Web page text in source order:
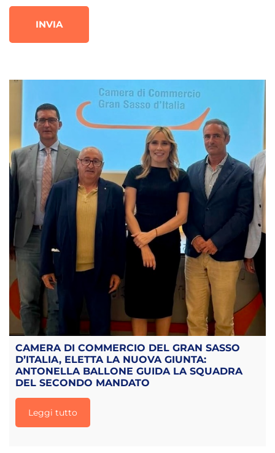
CAMERA DI COMMERCIO DEL GRAN SASSO
D’ITALIA, ELETTA LA NUOVA GIUNTA:
ANTONELLA BALLONE GUIDA LA SQUADRA
DEL SECONDO MANDATO
Leggi tutto